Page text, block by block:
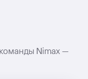
Nimax —